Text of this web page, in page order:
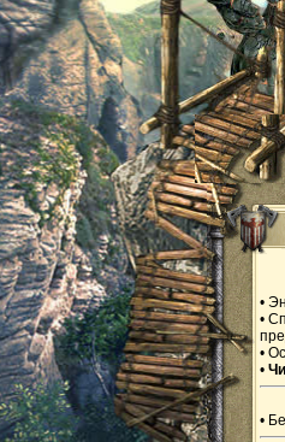
•
•
•
•
•